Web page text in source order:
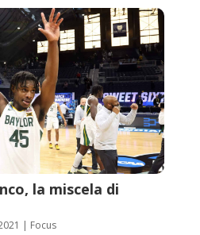
la miscela di
| Focus